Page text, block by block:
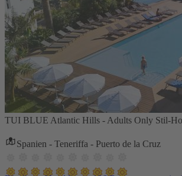
TUI BLUE Atlantic Hills - Adults Only Stil-
Spanien - Teneriffa - Puerto de la Cruz